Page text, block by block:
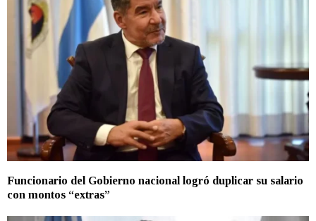
Funcionario del Gobierno nacional logró duplicar su salario
con montos “extras”